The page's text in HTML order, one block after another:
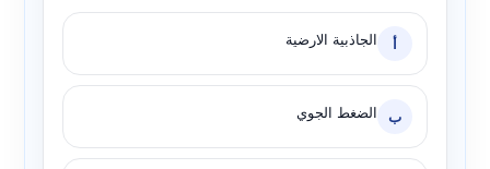
أ الجاذبية الارضية
ب الضغط الجوي